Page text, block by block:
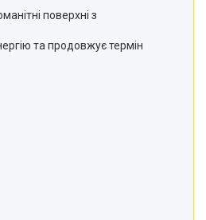
поверхні з
та продовжує термін